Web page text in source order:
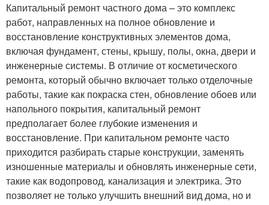
Капитальный ремонт частного дома – это комплекс
работ, направленных на полное обновление и
восстановление конструктивных элементов дома,
включая фундамент, стены, крышу, полы, окна, двери и
инженерные системы. В отличие от косметического
ремонта, который обычно включает только отделочные
работы, такие как покраска стен, обновление обоев или
напольного покрытия, капитальный ремонт
предполагает более глубокие изменения и
восстановление. При капитальном ремонте часто
приходится разбирать старые конструкции, заменять
изношенные материалы и обновлять инженерные сети,
такие как водопровод, канализация и электрика. Это
позволяет не только улучшить внешний вид дома, но и